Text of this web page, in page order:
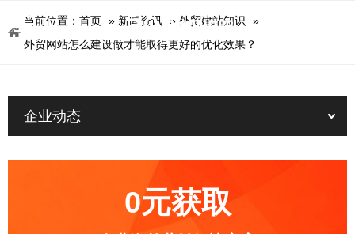
当前位置： 首页 » 新闻资讯 » 外贸建站知识
»
外贸网站怎么建设做才能取得更好的优化效果？
企业动态
0元获取